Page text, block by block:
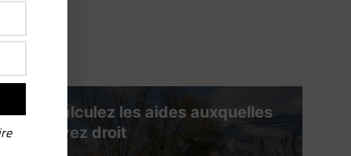
ZFE : calculez les aides auxquelles
vous avez droit